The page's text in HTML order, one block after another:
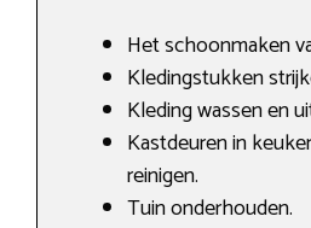
Het schoonmaken
Kledingstukken
Kleding wassen en
Kastdeuren in
reinigen.
Tuin onderhouden.